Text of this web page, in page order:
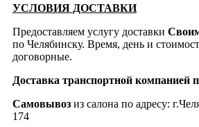
УСЛОВИЯ ДОСТАВКИ
Предоставляем услугу доставки
по Челябинску. Время, день и
договорные.
Доставка транспортной компанией
Самовывоз из салона по адресу:
174